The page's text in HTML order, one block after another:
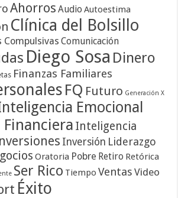
Ahorros Audio Autoestima
Clínica del Bolsillo
Compulsivas Comunicación
Diego Sosa Dinero
Finanzas Familiares
FQ Futuro Generación X
Emocional
Inteligencia
Inversión Liderazgo
Oratoria Pobre Retiro Retórica
Ser Rico Tiempo Ventas Video
Éxito